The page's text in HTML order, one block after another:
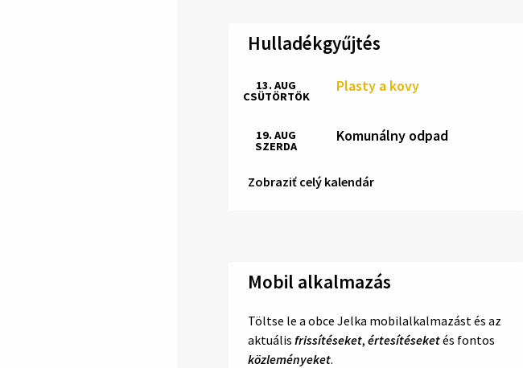
Hulladékgyűjtés
Plasty a kovy
13. AUG
CSÜTÖRTÖK
Komunálny odpad
19. AUG
SZERDA
Zobraziť celý kalendár
Mobil alkalmazás
Töltse le a obce Jelka mobilalkalmazást és az
aktuális frissítéseket, értesítéseketés fontos
közleményeket.